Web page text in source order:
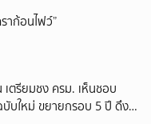
าก้อนไฟว์”
ตรียมชง ครม. เห็นชอบ
บับใหม่ ขยายกรอบ 5 ปี ดึง